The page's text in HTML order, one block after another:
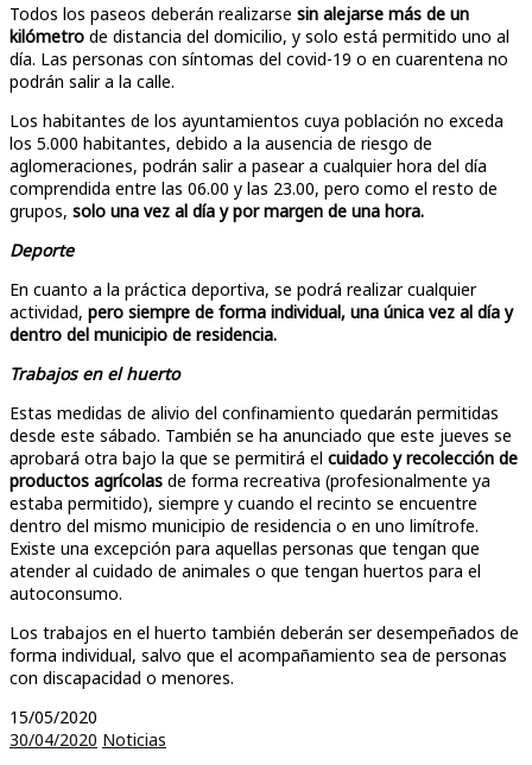
Todos los paseos deberán realizarse sin alejarse más de un
kilómetro de distancia del domicilio, y solo está permitido uno al
día. Las personas con síntomas del covid-19 o en cuarentena no
podrán salir a la calle.
Los habitantes de los ayuntamientos cuya población no exceda
los 5.000 habitantes, debido a la ausencia de riesgo de
aglomeraciones, podrán salir a pasear a cualquier hora del día
comprendida entre las 06.00 y las 23.00, pero como el resto de
grupos, solo una vez al día y por margen de una hora.
Deporte
En cuanto a la práctica deportiva, se podrá realizar cualquier
actividad, pero siempre de forma individual, una única vez al día y
dentro del municipio de residencia.
Trabajos en el huerto
Estas medidas de alivio del confinamiento quedarán permitidas
desde este sábado. También se ha anunciado que este jueves se
aprobará otra bajo la que se permitirá el cuidado y recolección de
productos agrícolas de forma recreativa (profesionalmente ya
estaba permitido), siempre y cuando el recinto se encuentre
dentro del mismo municipio de residencia o en uno limítrofe.
Existe una excepción para aquellas personas que tengan que
atender al cuidado de animales o que tengan huertos para el
autoconsumo.
Los trabajos en el huerto también deberán ser desempeñados de
forma individual, salvo que el acompañamiento sea de personas
con discapacidad o menores.
15/05/2020
30/04/2020 Noticias